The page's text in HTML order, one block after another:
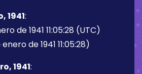
1941:
de 1941 11:05:28 (UTC)
de 1941 11:05:28)
1941: